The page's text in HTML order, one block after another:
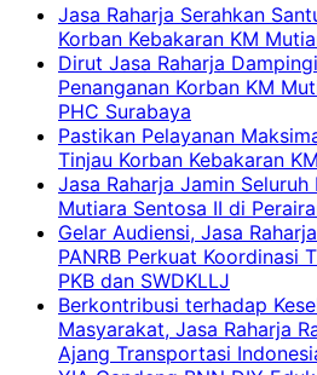
Jasa Raharja Serahkan
Korban Kebakaran KM
Dirut Jasa Raharja
Penanganan Korban KM
PHC Surabaya
Pastikan Pelayanan
Tinjau Korban Kebakaran
Jasa Raharja Jamin Seluruh
Mutiara Sentosa II di
Gelar Audiensi, Jasa
PANRB Perkuat Koordinasi
PKB dan SWDKLLJ
Berkontribusi terhadap
Masyarakat, Jasa Raharja
Ajang Transportasi